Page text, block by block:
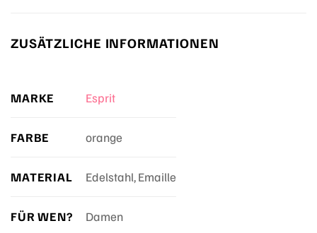
ZUSÄTZLICHE INFORMATIONEN
MARKE Esprit
FARBE orange
MATERIAL Edelstahl, Emaille
FÜR WEN? Damen